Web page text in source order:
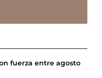
fuerza entre agosto